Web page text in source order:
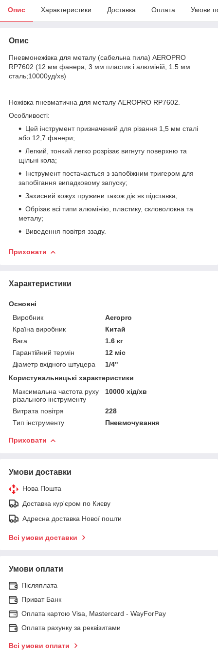
Опис Характеристики Доставка Оплата Умови
Опис
Пневмонежівка для металу (сабельна пила) AEROPRO
RP7602 (12 мм фанера, 3 мм пластик і алюміній; 1.5 мм
сталь;10000уд/хв)
Ножівка пневматична для металу AEROPRO RP7602.
Особливості:
Цей інструмент призначений для різання 1,5 мм сталі
або 12,7 фанери;
Легкий, тонкий легко розрізає вигнуту поверхню та
щільні кола;
Інструмент постачається з запобіжним тригером для
запобігання випадковому запуску;
Захисний кожух пружини також діє як підставка;
Обрізає всі типи алюмінію, пластику, скловолокна та
металу;
Виведення повітря ззаду.
Приховати
Характеристики
Основні
Виробник
Aeropro
Країна виробник
Китай
Вага
1.6 кг
Гарантійний термін
12 міс
Діаметр вхідного штуцера
1/4"
Користувальницькі характеристики
Максимальна частота руху
різального інструменту
10000 хід/хв
Витрата повітря
228
Тип інструменту
Пневмочування
Приховати
Умови доставки
Нова Пошта
Доставка кур'єром по Києву
Адресна доставка Нової пошти
Всі умови доставки
Умови оплати
Післяплата
Приват Банк
Оплата картою Visa, Mastercard - WayForPay
Оплата рахунку за реквізитами
Всі умови оплати